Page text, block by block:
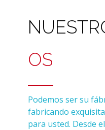
OS
Podemos ser su
fabricando
para usted. Desde